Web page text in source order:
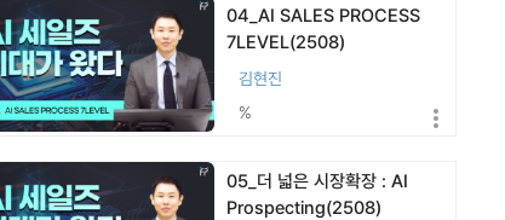
04_AI SALES PROCESS
7LEVEL(2508)
김현진
%
05_더 넓은 시장확장 : AI
Prospecting(2508)